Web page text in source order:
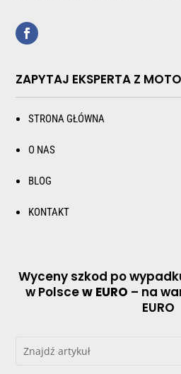
ZAPYTAJ EKSPERTA Z
STRONA GŁÓWNA
O NAS
BLOG
KONTAKT
Wyceny szkod po
w Polscew EURO – na
EURO